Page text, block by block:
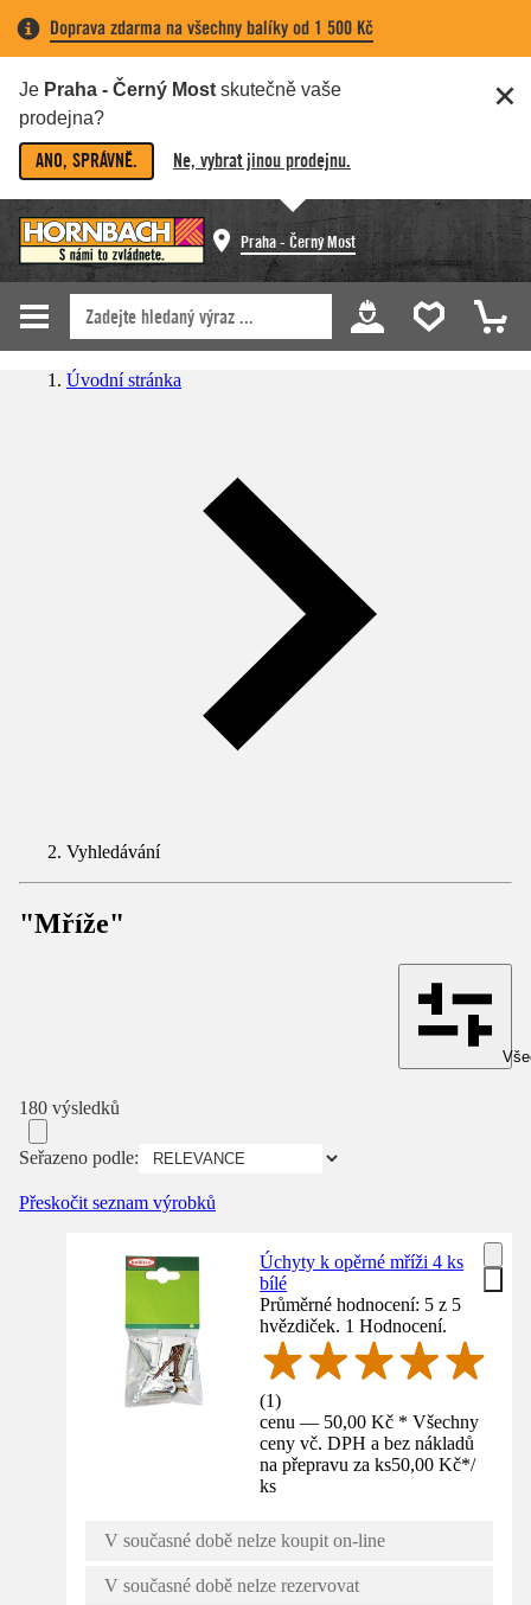
Doprava zdarma na všechny balíky od 1 500 Kč
Je Praha - Černý Most skutečně vaše
prodejna?
ANO, SPRÁVNĚ. Ne, vybrat jinou prodejnu.
Praha - Černý Most
Úvodní stránka
Vyhledávání
"Mříže"
180 výsledků
Seřazeno podle:
Přeskočit seznam výrobků
Úchyty k opěrné mříži 4 ks
bílé
Průměrné hodnocení: 5 z 5
hvězdiček. 1 Hodnocení.
(1)
cenu — 50,00 Kč * Všechny
ceny vč. DPH a bez nákladů
na přepravu za ks50,00 Kč*/
ks
V současné době nelze koupit on-line
V současné době nelze rezervovat